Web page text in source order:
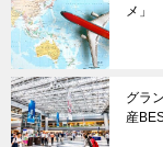
メ」
グラ
産